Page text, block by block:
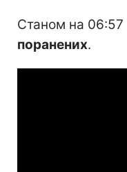
Станом на 06:57
поранених.